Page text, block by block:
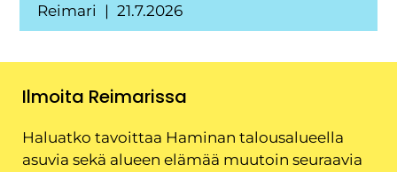
Reimari 21.7.2026
Ilmoita Reimarissa
Haluatko tavoittaa Haminan talousalueella
asuvia sekä alueen elämää muutoin seuraavia